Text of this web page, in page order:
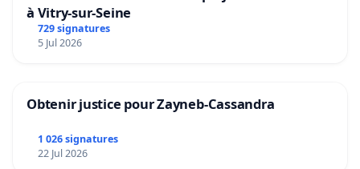
à Vitry-sur-Seine
729 signatures
5 Jul 2026
Obtenir justice pour Zayneb-Cassandra
1 026 signatures
22 Jul 2026